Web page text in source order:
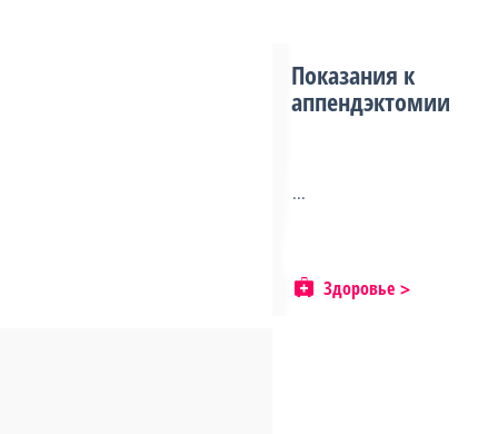
Показания к
аппендэктомии
...
Здоровье